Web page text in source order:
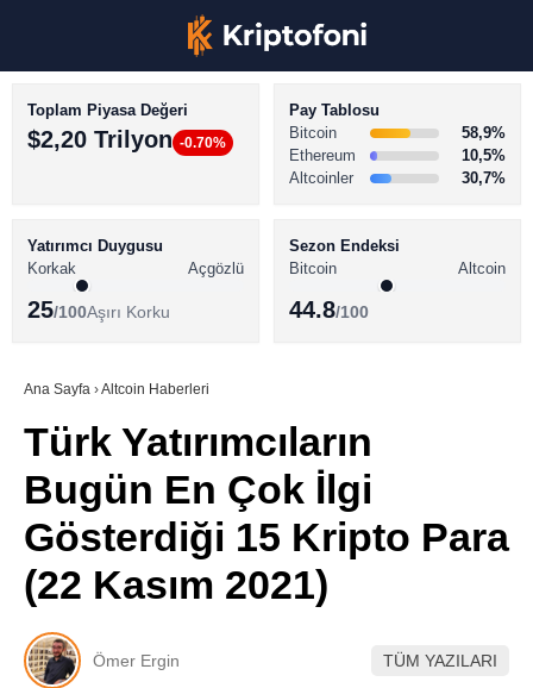
Youtube
Pinterest
BİTCOİN HABERLERİ
ALTCOİN HABERLERİ
SÖZLÜK
Toplam Piyasa Değeri
$2,20 Trilyon -0.70%
Pay Tablosu
Bitcoin
58,9%
Ethereum
10,5%
Altcoinler
30,7%
Yatırımcı Duygusu
Korkak
Açgözlü
25/100Aşırı Korku
Sezon Endeksi
Bitcoin
Altcoin
44.8/100
Ana Sayfa ›Altcoin Haberleri
Türk Yatırımcıların
Bugün En Çok İlgi
Gösterdiği 15 Kripto Para
(22 Kasım 2021)
Ömer Ergin TÜM YAZILARI